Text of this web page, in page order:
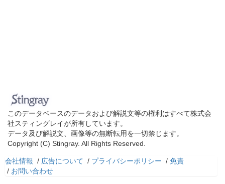
このデータベースのデータおよび解説文等の権利はすべて株式会
社スティングレイが所有しています。
データ及び解説文、画像等の無断転用を一切禁じます。
Copyright (C) Stingray. All Rights Reserved.
会社情報 / 広告について / プライバシーポリシー / 免責
/ お問い合わせ